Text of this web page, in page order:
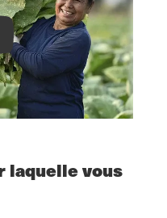
Social Audit Video
laquelle vous